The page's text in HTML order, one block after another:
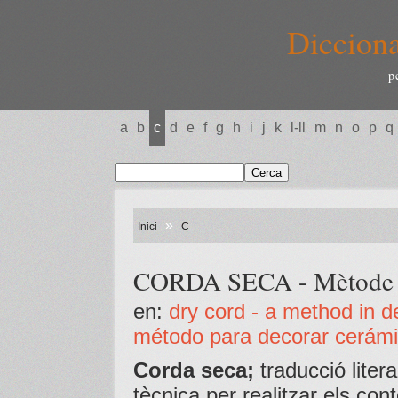
a b c d e f g h i j k l-ll m n o p q
Inici » C
CORDA SECA -
en: dry cord - a method in
método para decorar
Corda seca; traducció